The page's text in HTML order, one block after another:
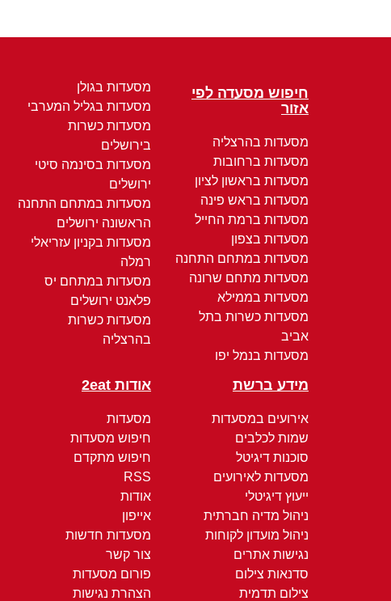
חיפוש מסעדה לפי
אזור
מסעדות בהרצליה
מסעדות ברחובות
מסעדות בראשון לציון
מסעדות בראש פינה
מסעדות ברמת החייל
מסעדות בצפון
מסעדות במתחם התחנה
מסעדות מתחם שרונה
מסעדות בממילא
מסעדות כשרות בתל
אביב
מסעדות בנמל יפו
מסעדות בגולן
מסעדות בגליל המערבי
מסעדות כשרות
בירושלים
מסעדות בסינמה סיטי
ירושלים
מסעדות במתחם התחנה
הראשונה ירושלים
מסעדות בקניון עזריאלי
רמלה
מסעדות במתחם יס
פלאנט ירושלים
מסעדות כשרות
בהרצליה
מידע ברשת
אירועים במסעדות
שמות לכלבים
סוכנות דיגיטל
מסעדות לאירועים
ייעוץ דיגיטלי
ניהול מדיה חברתית
ניהול מועדון לקוחות
נגישות אתרים
סדנאות צילום
צילום תדמית
אודות 2eat
מסעדות
חיפוש מסעדות
חיפוש מתקדם
RSS
אודות
אייפון
מסעדות חדשות
צור קשר
פורום מסעדות
הצהרת נגישות